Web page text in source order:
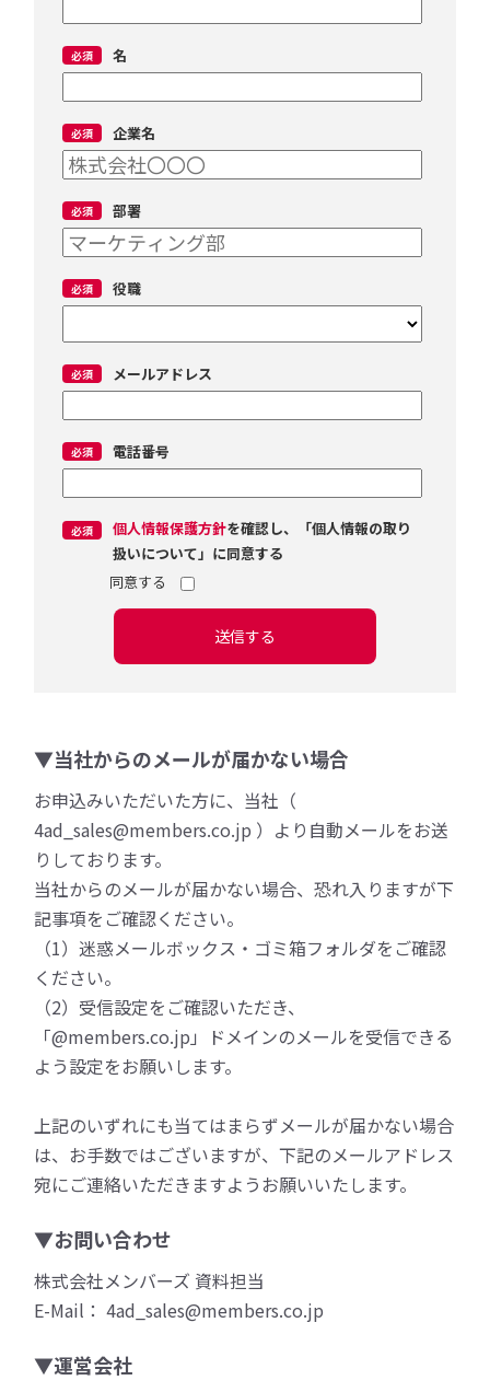
名
企業名
部署
役職
メールアドレス
電話番号
個人情報保護方針を確認し、「個人情報の取り
扱いについて」に同意する
送信する
▼当社からのメールが届かない場合
お申込みいただいた方に、当社（
4ad_sales@members.co.jp ）より自動メールをお送
りしております。
当社からのメールが届かない場合、恐れ入りますが下
記事項をご確認ください。
（1）迷惑メールボックス・ゴミ箱フォルダをご確認
ください。
（2）受信設定をご確認いただき、
「@members.co.jp」ドメインのメールを受信できる
よう設定をお願いします。
上記のいずれにも当てはまらずメールが届かない場合
は、お手数ではございますが、下記のメールアドレス
宛にご連絡いただきますようお願いいたします。
▼お問い合わせ
株式会社メンバーズ 資料担当
E-Mail： 4ad_sales@members.co.jp
▼運営会社